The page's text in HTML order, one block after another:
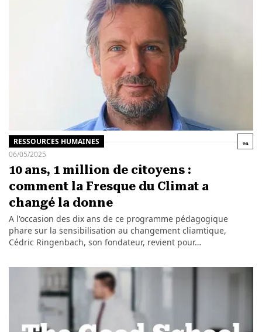
RESSOURCES HUMAINES
06/05/2025
10 ans, 1 million de citoyens :
comment la Fresque du Climat a
changé la donne
A l'occasion des dix ans de ce programme pédagogique
phare sur la sensibilisation au changement cliamtique,
Cédric Ringenbach, son fondateur, revient pour…